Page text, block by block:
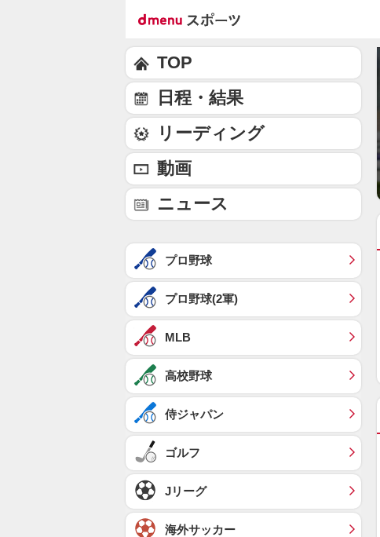
TOP
日程・結果
リーディング
動画
ニュース
プロ野球
プロ野球(2軍)
MLB
高校野球
侍ジャパン
ゴルフ
Jリーグ
海外サッカー